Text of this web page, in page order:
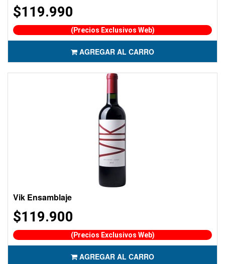
$119.990
(Precios Exclusivos Web)
AGREGAR AL CARRO
Vik Ensamblaje
$119.900
(Precios Exclusivos Web)
AGREGAR AL CARRO